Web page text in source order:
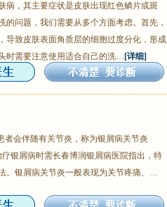
病，其主要症状是皮肤出现红色鳞片或斑
问题，我们需要从多个方面考虑。首先，
导致皮肤表面角质层的细胞过度分化，形成
时需要注意使用适合自己的洗… [详细]
者会伴随有关节炎，称为银屑病关节炎
疗银屑病时需长春博润银屑病医院指出，特
。银屑病关节炎一般表现为关节疼痛、…